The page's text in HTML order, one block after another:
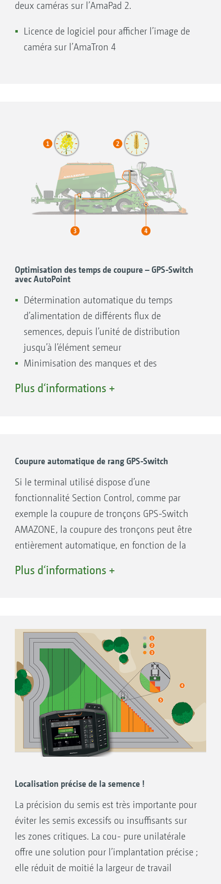
passant sur la zone
Gestion optimale de la culture grâce à une
deux caméras sur l’AmaPad 2.
Licence de logiciel pour afficher l’image de
caméra sur l’AmaTron 4
Optimisation des temps de coupure – GPS-Switch
avec AutoPoint
Détermination automatique du temps
d’alimentation de différents flux de
semences, depuis l’unité de distribution
jusqu’à l’élément semeur
Minimisation des manques et des
des parcelles
coûts
2,7 sec.
3,3 sec.
Doseur
Plus d‘informations +
Coupure automatique de rang GPS-Switch
Si le terminal utilisé dispose d’une
fonctionnalité Section Control, comme par
exemple la coupure de tronçons GPS-Switch
AMAZONE, la coupure des tronçons peut être
entièrement automatique, en fonction de la
automatique le conducteur peut se concentrer
Avantages de la coupure automatiques de
tronçons :
Davantage de confort et moins de stress
pour l’utilisateur
Augmentation de la précision, même de
nuit ou à des vitesses plus élevées
Moins de chevauchement et de manques
Réduction des dégâts sur les cultures et
réduction des impacts environnementaux
Fourrière virtuelle
Champ, carte de modulation possible pour
Plus d‘informations +
Localisation précise de la semence !
La précision du semis est très importante pour
éviter les semis excessifs ou insuffisants sur
les zones critiques. La cou- pure unilatérale
offre une solution pour l’implantation précise ;
elle réduit de moitié la largeur de travail